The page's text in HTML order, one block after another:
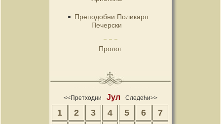
Преподобни Поликарп
Печерски
Пролог
<<Претходни Јул Следећи>>
1 2 3 4 5 6
7